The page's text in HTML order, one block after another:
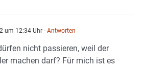
um 12:34 Uhr - Antworten
nicht passieren, weil der
machen darf? Für mich ist es